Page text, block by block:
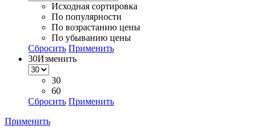
Исходная сортировка
По популярности
По возрастанию цены
По убыванию цены
Сбросить Применить
30Изменить
30
60
Сбросить Применить
Применить